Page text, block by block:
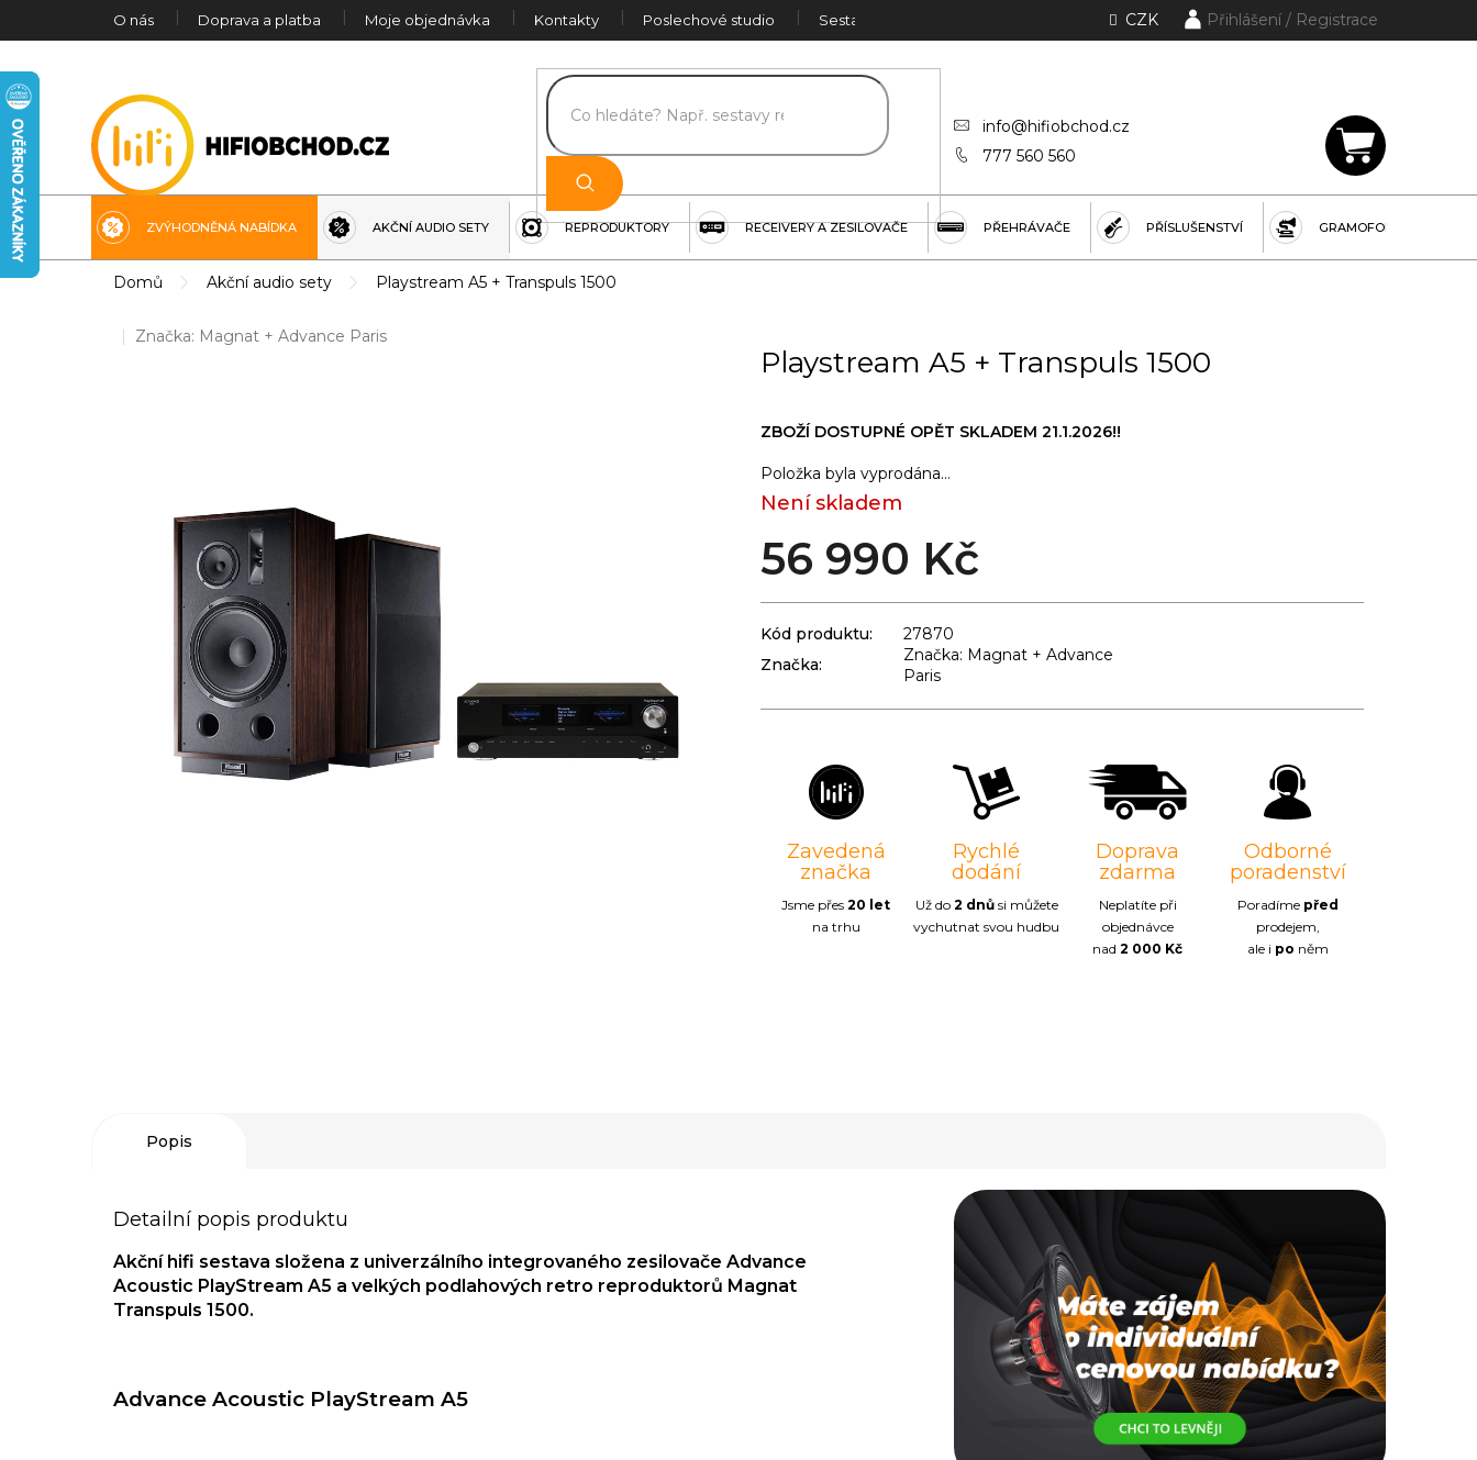
O nás Doprava a platba Moje objednávka Kontakty Poslechové studio Sestava na míru CZK Přihlášení
info@hifiobchod.cz
777 560 560
NÁKUPNÍ
ZVÝHODNĚNÁ NABÍDKA AKČNÍ AUDIO SETY REPRODUKTORY RECEIVERY A ZESILOVAČE PŘEHRÁVAČE PŘÍSLUŠENSTVÍ GRAMOFONY
Domů Akční audio sety Playstream A5 + Transpuls 1500
Značka: Magnat + Advance Paris
Playstream A5 + Transpuls 1500
Není skladem
56 990 Kč
Položka byla vyprodána…
ZBOŽÍ DOSTUPNÉ OPĚT SKLADEM 21.1.2026!!
Kód produktu:
27870
Značka:
Značka: Magnat + Advance
Paris
Zavedená
značka
Jsme přes20 let
na trhu
Rychlé
dodání
Už do 2 dnůsi můžete
vychutnat svou hudbu
Doprava
zdarma
Neplatíte při
objednávce
nad2 000 Kč
Odborné
poradenství
Poradíme před
prodejem,
ale i po něm
Popis
Detailní popis produktu
Akční hifi sestava složena z univerzálního integrovaného zesilovače Advance
Acoustic PlayStream A5 a velkých podlahových retro reproduktorů Magnat
Transpuls 1500.
Advance Acoustic PlayStream A5